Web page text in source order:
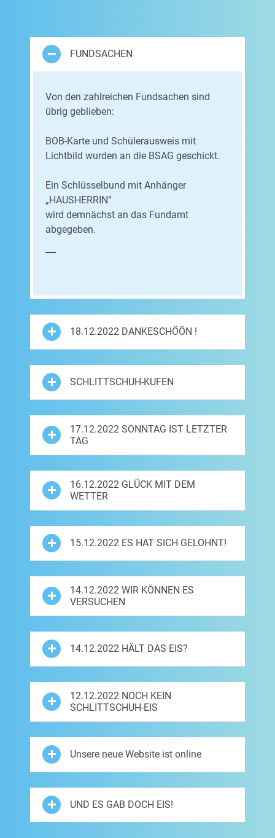
FUNDSACHEN
Von den zahlreichen Fundsachen sind
übrig geblieben:
BOB-Karte und Schülerausweis mit
Lichtbild wurden an die BSAG geschickt.
Ein Schlüsselbund mit Anhänger
„HAUSHERRIN“
wird demnächst an das Fundamt
abgegeben.
18.12.2022 DANKESCHÖÖN !
SCHLITTSCHUH-KUFEN
17.12.2022 SONNTAG IST LETZTER
TAG
16.12.2022 GLÜCK MIT DEM
WETTER
15.12.2022 ES HAT SICH GELOHNT!
14.12.2022 WIR KÖNNEN ES
VERSUCHEN
14.12.2022 HÄLT DAS EIS?
12.12.2022 NOCH KEIN
SCHLITTSCHUH-EIS
Unsere neue Website ist online
UND ES GAB DOCH EIS!